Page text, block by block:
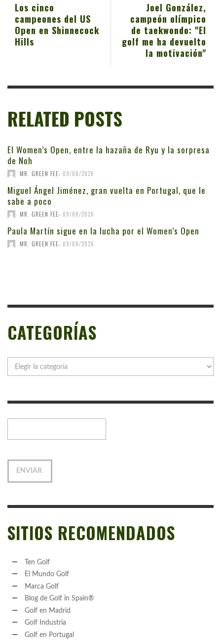
Joel González,
campeón olímpico
de taekwondo: "El
golf me ha devuelto
la motivación"
Los cinco
campeones del US
Open en Shinnecock
Hills
RELATED POSTS
El Women’s Open, entre la hazaña de Ryu y la sorpresa
de Noh
MR. GREEN FEE, 09/08/2026
Miguel Ángel Jiménez, gran vuelta en Portugal, que le
sabe a poco
MR. GREEN FEE 09/08/2026
Paula Martín sigue en la lucha por el Women’s Open
MR. GREEN FEE 09/08/2026
CATEGORÍAS
SITIOS RECOMENDADOS
Ten Golf
El Mundo Golf
Marca Golf
Blog de Golf in Spain®
Golf en Madrid
Golf Industria
Golf en Portugal